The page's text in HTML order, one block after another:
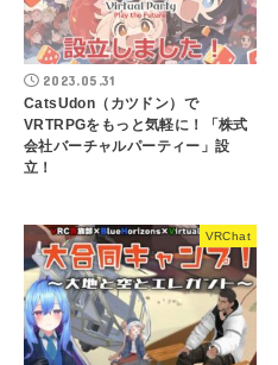
2023.05.31
CatsUdon（カツドン）で
VRTRPGをもっと気軽に！「株式
会社バーチャルパーティー」設
立！
VRChat